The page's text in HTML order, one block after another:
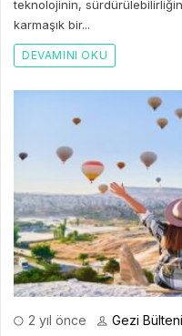
teknolojinin,
karmaşık bir...
DEVAMINI OKU
2 yıl önce Gezi Bülteni